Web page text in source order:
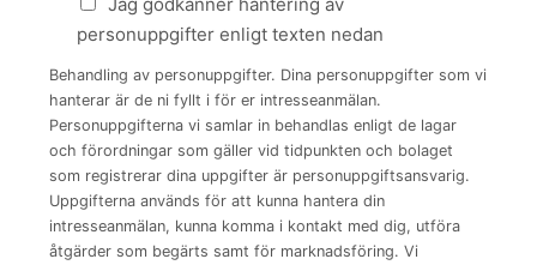
personuppgifter enligt texten nedan
Behandling av personuppgifter. Dina personuppgifter som vi
hanterar är de ni fyllt i för er intresseanmälan.
Personuppgifterna vi samlar in behandlas enligt de lagar
och förordningar som gäller vid tidpunkten och bolaget
som registrerar dina uppgifter är personuppgiftsansvarig.
Uppgifterna används för att kunna hantera din
intresseanmälan, kunna komma i kontakt med dig, utföra
åtgärder som begärts samt för marknadsföring. Vi